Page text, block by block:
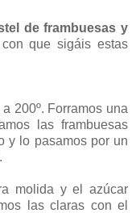
de frambuesas y
que sigáis estas
200º. Forramos una
las frambuesas
y lo pasamos por un
molida y el azúcar
las claras con el